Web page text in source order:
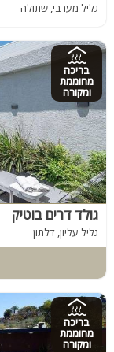
גליל מערבי, שתולה
בריכה
מחוממת
ומקורה
גולד דרים בוטיק
גליל עליון, דלתון
בריכה
מחוממת
ומקורה